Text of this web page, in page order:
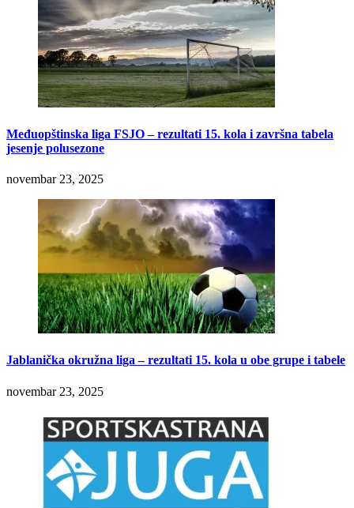
Međuopštinska liga FSJO – rezultati 15. kola i završna tabela
jesenje polusezone
novembar 23, 2025
Jablanička okružna liga – rezultati 15. kola u obe grupe i tabele
novembar 23, 2025